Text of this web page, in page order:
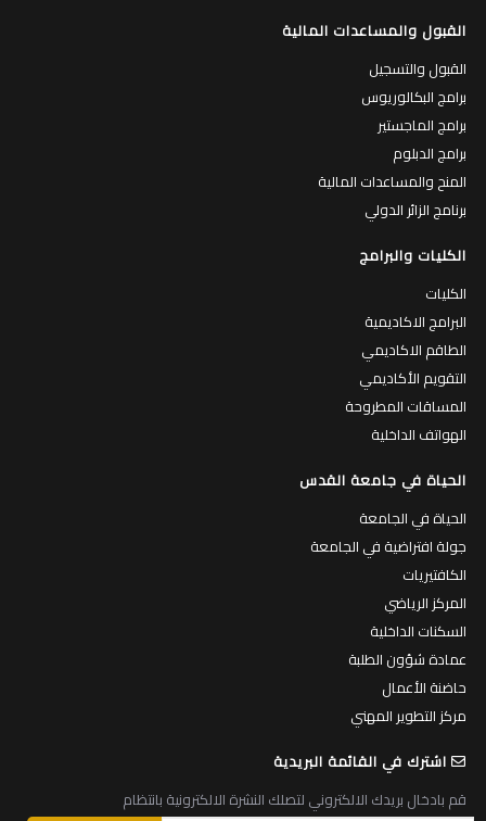
القبول والمساعدات المالية
القبول والتسجيل
برامج البكالوريوس
برامج الماجستير
برامج الدبلوم
المنح والمساعدات المالية
برنامج الزائر الدولي
الكليات والبرامج
الكليات
البرامج الاكاديمية
الطاقم الاكاديمي
التقويم الأكاديمي
المساقات المطروحة
الهواتف الداخلية
الحياة في جامعة القدس
الحياة في الجامعة
جولة افتراضية في الجامعة
الكافتيريات
المركز الرياضي
السكنات الداخلية
عمادة شؤون الطلبة
حاضنة الأعمال
مركز التطوير المهني
اشترك في القائمة البريدية
قم بادخال بريدك الالكتروني لتصلك النشرة الالكترونية بانتظام